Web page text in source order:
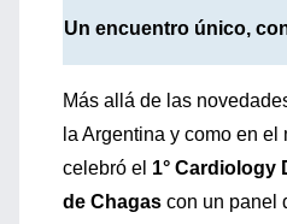
Un encuentro único,
Más allá de las
la Argentina y como en
celebró el 1° Cardiology
de Chagas con un panel